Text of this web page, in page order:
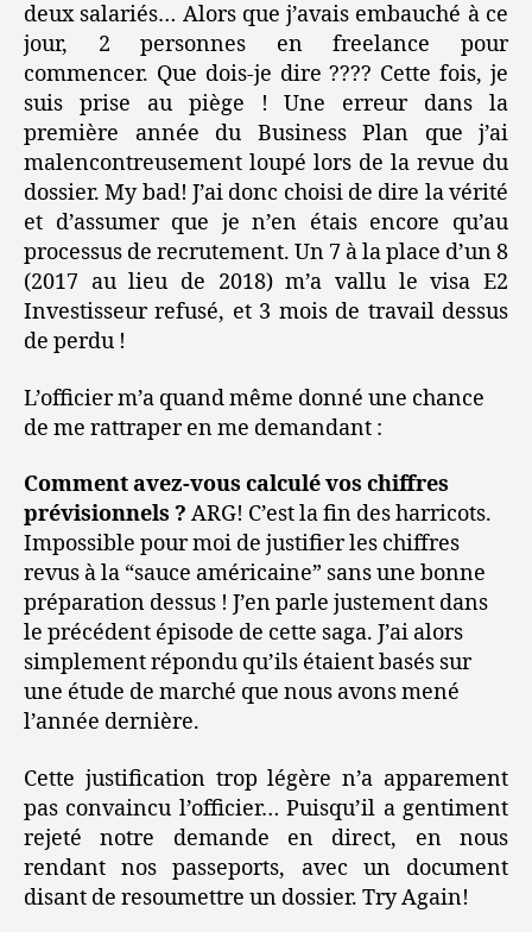
deux salariés… Alors que j’avais embauché à ce
jour, 2 personnes en freelance pour
commencer. Que dois-je dire ???? Cette fois, je
suis prise au piège ! Une erreur dans la
première année du Business Plan que j’ai
malencontreusement loupé lors de la revue du
dossier. My bad! J’ai donc choisi de dire la vérité
et d’assumer que je n’en étais encore qu’au
processus de recrutement. Un 7 à la place d’un 8
(2017 au lieu de 2018) m’a vallu le visa E2
Investisseur refusé, et 3 mois de travail dessus
de perdu !
L’officier m’a quand même donné une chance
de me rattraper en me demandant :
Comment avez-vous calculé vos chiffres
prévisionnels ? ARG! C’est la fin des harricots.
Impossible pour moi de justifier les chiffres
revus à la “sauce américaine” sans une bonne
préparation dessus ! J’en parle justement dans
le précédent épisode de cette saga. J’ai alors
simplement répondu qu’ils étaient basés sur
une étude de marché que nous avons mené
l’année dernière.
Cette justification trop légère n’a apparement
pas convaincu l’officier… Puisqu’il a gentiment
rejeté notre demande en direct, en nous
rendant nos passeports, avec un document
disant de resoumettre un dossier. Try Again!